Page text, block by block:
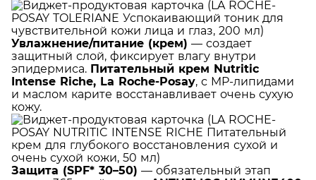
Увлажнение/питание (крем) — создает
защитный слой, фиксирует влагу внутри
эпидермиса. Питательный крем Nutritic
Intense Riche, La Roche-Posay, с MP-липидами
и маслом карите восстанавливает очень сухую
кожу.
Защита (SPF* 30–50) — обязательный этап